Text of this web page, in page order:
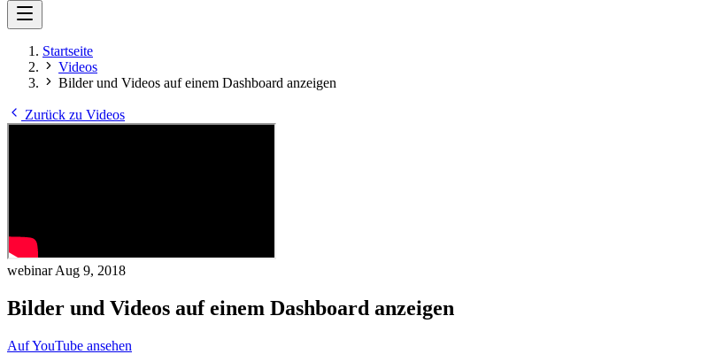
Startseite
Videos
Bilder und Videos auf einem Dashboard anzeigen
Zurück zu Videos
webinarAug 9, 2018
Bilder und Videos auf einem Dashboard anzeigen
Auf YouTube ansehen